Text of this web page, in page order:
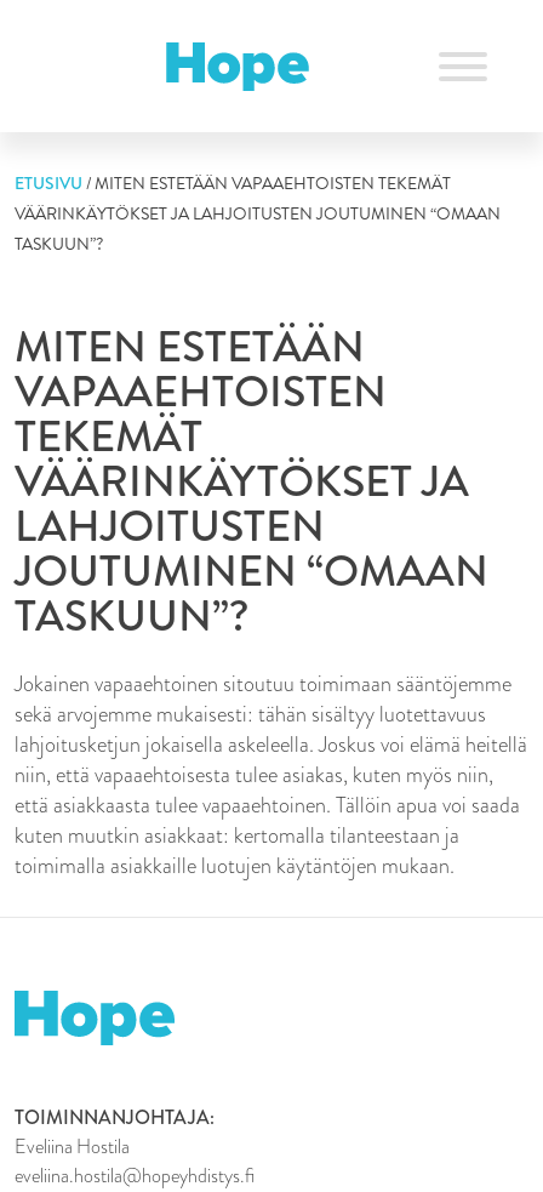
ETUSIVU /MITEN ESTETÄÄN VAPAAEHTOISTEN TEKEMÄT
VÄÄRINKÄYTÖKSET JA LAHJOITUSTEN JOUTUMINEN “OMAAN
TASKUUN”?
MITEN ESTETÄÄN
VAPAAEHTOISTEN
TEKEMÄT
VÄÄRINKÄYTÖKSET JA
LAHJOITUSTEN
JOUTUMINEN “OMAAN
TASKUUN”?
Jokainen vapaaehtoinen sitoutuu toimimaan sääntöjemme
sekä arvojemme mukaisesti: tähän sisältyy luotettavuus
lahjoitusketjun jokaisella askeleella. Joskus voi elämä heitellä
niin, että vapaaehtoisesta tulee asiakas, kuten myös niin,
että asiakkaasta tulee vapaaehtoinen. Tällöin apua voi saada
kuten muutkin asiakkaat: kertomalla tilanteestaan ja
toimimalla asiakkaille luotujen käytäntöjen mukaan.
TOIMINNANJOHTAJA:
Eveliina Hostila
eveliina.hostila@hopeyhdistys.fi